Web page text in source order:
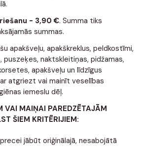
- 3,90 €. Summa tiks
summas.
apakšveļu, apakškreklus, peldkostīmi,
puszeķes, naktskleitiņas, pidžamas,
apakšveļu un līdzīgus
atgriezt vai mainīt veselības
iemeslu dēļ.
VAI MAIŅAI PAREDZĒTAJĀM
ŠIEM KRITĒRIJIEM:
jābūt oriģinālajā, nesabojātā